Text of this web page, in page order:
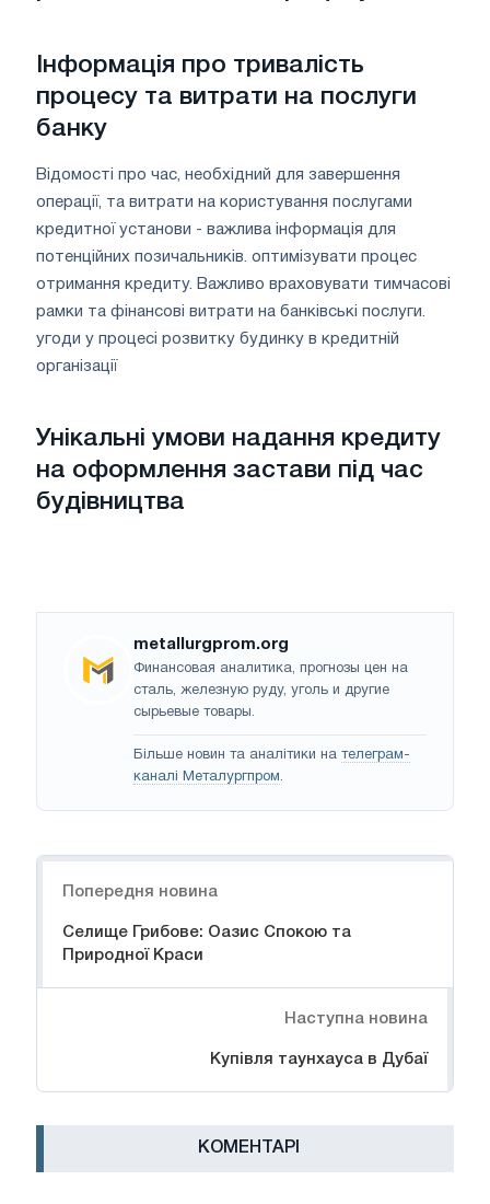
Інформація про тривалість
процесу та витрати на послуги
банку
Відомості про час, необхідний для завершення
операції, та витрати на користування послугами
кредитної установи - важлива інформація для
потенційних позичальників. оптимізувати процес
отримання кредиту. Важливо враховувати тимчасові
рамки та фінансові витрати на банківські послуги.
угоди у процесі розвитку будинку в кредитній
організації
Унікальні умови надання кредиту
на оформлення застави під час
будівництва
metallurgprom.org
Финансовая аналитика, прогнозы цен на
сталь, железную руду, уголь и другие
сырьевые товары.
Більше новин та аналітики на телеграм-
каналі Металургпром.
Попередня новина
Селище Грибове: Оазис Спокою та
Природної Краси
Наступна новина
Купівля таунхауса в Дубаї
КОМЕНТАРІ